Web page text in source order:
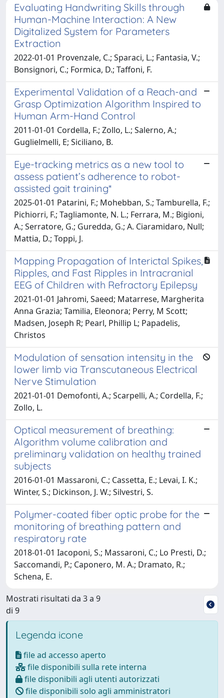
Evaluating Handwriting Skills through
Human-Machine Interaction: A New
Digitalized System for Parameters
Extraction
2022-01-01 Provenzale, C.; Sparaci, L.; Fantasia, V.;
Bonsignori, C.; Formica, D.; Taffoni, F.
Experimental Validation of a Reach-and
Grasp Optimization Algorithm Inspired to
Human Arm-Hand Control
2011-01-01 Cordella, F.; Zollo, L.; Salerno, A.;
Guglielmelli, E; Siciliano, B.
Eye-tracking metrics as a new tool to
assess patient’s adherence to robot-
assisted gait training*
2025-01-01 Patarini, F.; Mohebban, S.; Tamburella, F.;
Pichiorri, F.; Tagliamonte, N. L.; Ferrara, M.; Bigioni,
A.; Serratore, G.; Guredda, G.; A. Ciaramidaro, Null;
Mattia, D.; Toppi, J.
Mapping Propagation of Interictal Spikes,
Ripples, and Fast Ripples in Intracranial
EEG of Children with Refractory Epilepsy
2021-01-01 Jahromi, Saeed; Matarrese, Margherita
Anna Grazia; Tamilia, Eleonora; Perry, M Scott;
Madsen, Joseph R; Pearl, Phillip L; Papadelis,
Christos
Modulation of sensation intensity in the
lower limb via Transcutaneous Electrical
Nerve Stimulation
2021-01-01 Demofonti, A.; Scarpelli, A.; Cordella, F.;
Zollo, L.
Optical measurement of breathing:
Algorithm volume calibration and
preliminary validation on healthy trained
subjects
2016-01-01 Massaroni, C.; Cassetta, E.; Levai, I. K.;
Winter, S.; Dickinson, J. W.; Silvestri, S.
Polymer-coated fiber optic probe for the
monitoring of breathing pattern and
respiratory rate
2018-01-01 Iacoponi, S.; Massaroni, C.; Lo Presti, D.;
Saccomandi, P.; Caponero, M. A.; Dramato, R.;
Schena, E.
Mostrati risultati da 3 a 9
di 9
Legenda icone
file ad accesso aperto
file disponibili sulla rete interna
file disponibili agli utenti autorizzati
file disponibili solo agli amministratori